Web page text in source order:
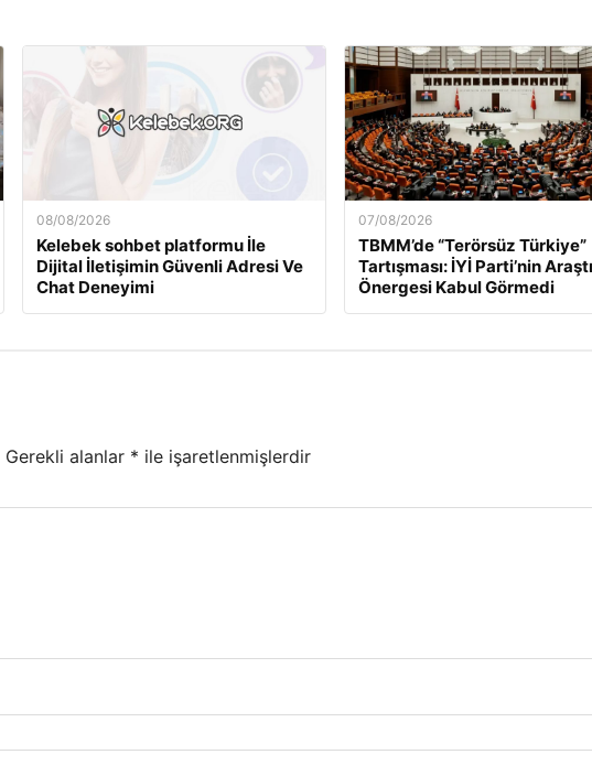
08/08/2026
Kelebek sohbet platformu İle
Dijital İletişimin Güvenli Adresi Ve
Chat Deneyimi
07/08/2026
TBMM’de “Terörsüz Türkiye”
Tartışması: İYİ Parti’nin
Önergesi Kabul Görmedi
Gerekli alanlar * ile işaretlenmişlerdir